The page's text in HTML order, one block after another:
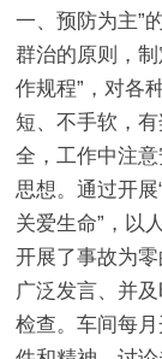
一、预防为主”
群治的原则，制
作规程”，对各
短、不手软，
全，工作中注
思想。通过开展
关爱生命”，以
开展了事故为
广泛发言、并
检查。车间每